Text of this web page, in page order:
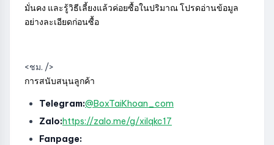
มั่นคง และรู้วิธีเลี้ยงแล้วค่อยซื้อในปริมาณ โปรดอ่านข้อมูล
อย่างละเอียดก่อนซื้อ
<ชม. />
การสนับสนุนลูกค้า
Telegram:@BoxTaiKhoan_com
Zalo:https://zalo.me/g/xilqkc17
Fanpage: